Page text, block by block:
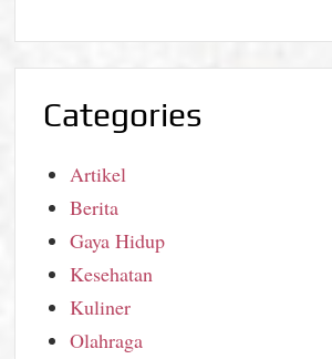
Categories
Artikel
Berita
Gaya Hidup
Kesehatan
Kuliner
Olahraga